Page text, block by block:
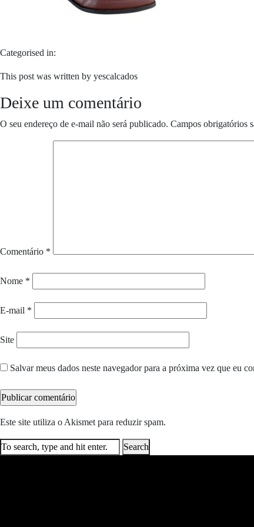
Categorised in:
This post was written by yescalcados
Deixe um comentário
O seu endereço de e-mail não será publicado. Campos obrigatórios
Comentário *
Nome *
E-mail *
Site
Salvar meus dados neste navegador para a próxima vez que eu
Este site utiliza o Akismet para reduzir spam.
Search